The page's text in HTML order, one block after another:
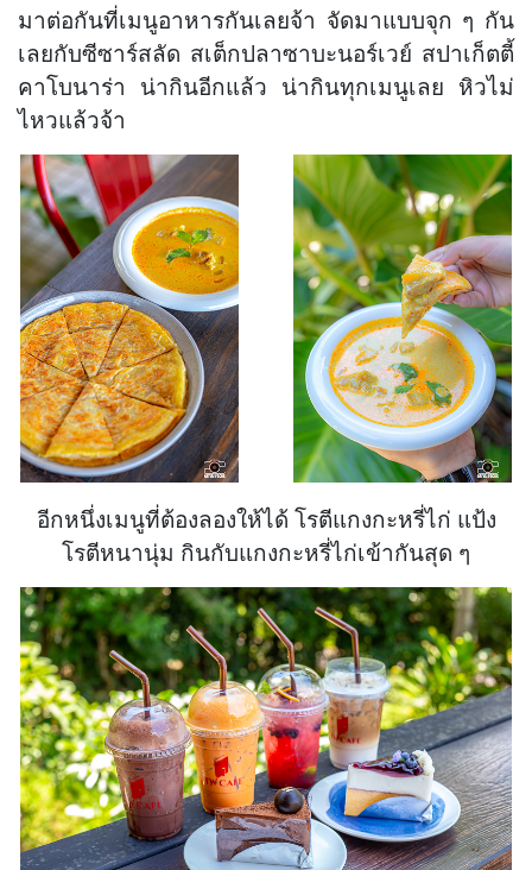
มาต่อกันที่เมนูอาหารกันเลยจ้า จัดมาแบบจุก ๆ กัน
เลยกับซีซาร์สลัด สเต็กปลาซาบะนอร์เวย์ สปาเก็ตตี้
คาโบนาร่า น่ากินอีกแล้ว น่ากินทุกเมนูเลย หิวไม่
ไหวแล้วจ้า
อีกหนึ่งเมนูที่ต้องลองให้ได้ โรตีแกงกะหรี่ไก่ แป้ง
โรตีหนานุ่ม กินกับแกงกะหรี่ไก่เข้ากันสุด ๆ